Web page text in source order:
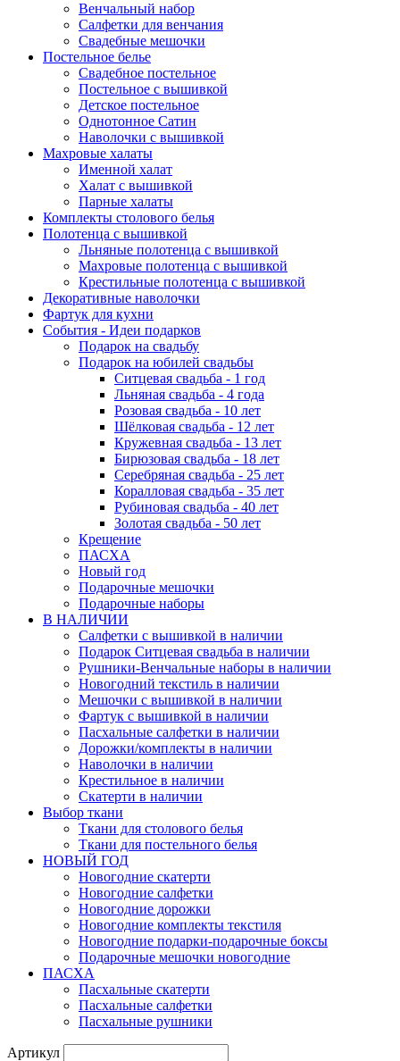
Венчальный набор
Салфетки для венчания
Свадебные мешочки
Постельное белье
Свадебное постельное
Постельное с вышивкой
Детское постельное
Однотонное Сатин
Наволочки с вышивкой
Махровые халаты
Именной халат
Халат с вышивкой
Парные халаты
Комплекты столового белья
Полотенца с вышивкой
Льняные полотенца с вышивкой
Махровые полотенца с вышивкой
Крестильные полотенца с вышивкой
Декоративные наволочки
Фартук для кухни
События - Идеи подарков
Подарок на свадьбу
Подарок на юбилей свадьбы
Ситцевая свадьба - 1 год
Льняная свадьба - 4 года
Розовая свадьба - 10 лет
Шёлковая свадьба - 12 лет
Кружевная свадьба - 13 лет
Бирюзовая свадьба - 18 лет
Серебряная свадьба - 25 лет
Коралловая свадьба - 35 лет
Рубиновая свадьба - 40 лет
Золотая свадьба - 50 лет
Крещение
ПАСХА
Новый год
Подарочные мешочки
Подарочные наборы
В НАЛИЧИИ
Салфетки с вышивкой в наличии
Подарок Ситцевая свадьба в наличии
Рушники-Венчальные наборы в наличии
Новогодний текстиль в наличии
Мешочки с вышивкой в наличии
Фартук с вышивкой в наличии
Пасхальные салфетки в наличии
Дорожки/комплекты в наличии
Наволочки в наличии
Крестильное в наличии
Скатерти в наличии
Выбор ткани
Ткани для столового белья
Ткани для постельного белья
НОВЫЙ ГОД
Новогодние скатерти
Новогодние салфетки
Новогодние дорожки
Новогодние комплекты текстиля
Новогодние подарки-подарочные боксы
Подарочные мешочки новогодние
ПАСХА
Пасхальные скатерти
Пасхальные салфетки
Пасхальные рушники
Артикул